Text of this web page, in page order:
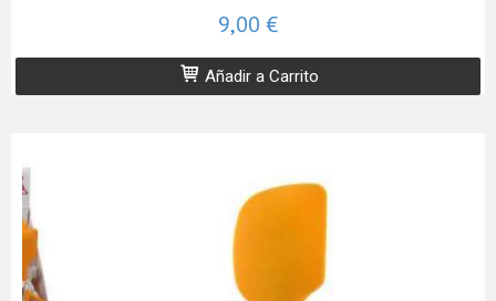
9,00 €
Añadir a Carrito